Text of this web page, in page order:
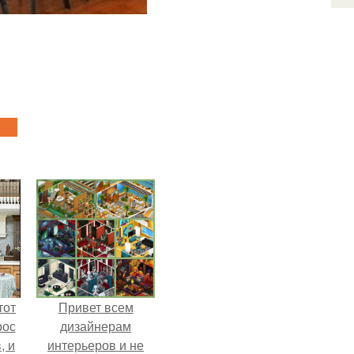
и
Привет всем
дизайнерам
интерьеров и не